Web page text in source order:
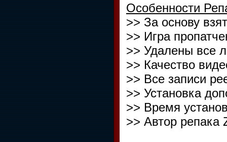
Особенности
>> За основу
>> Игра
>> Удалены все
>> Качество
>> Все записи
>> Установка
>> Время
>> Автор репака